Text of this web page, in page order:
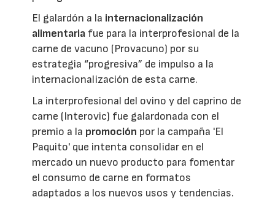
El galardón a la internacionalización
alimentaria fue para la interprofesional de la
carne de vacuno (Provacuno) por su
estrategia “progresiva” de impulso a la
internacionalización de esta carne.
La interprofesional del ovino y del caprino de
carne (Interovic) fue galardonada con el
premio a la promoción por la campaña 'El
Paquito' que intenta consolidar en el
mercado un nuevo producto para fomentar
el consumo de carne en formatos
adaptados a los nuevos usos y tendencias.